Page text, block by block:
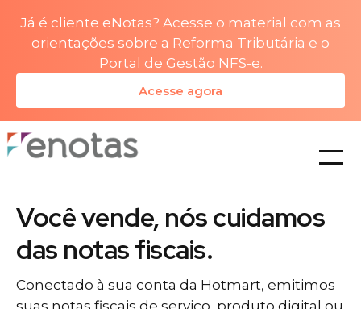
Já é cliente eNotas? Acesse o material com as
orientações sobre a Reforma Tributária e o
Portal de Gestão NFS-e.
Acesse agora
planos
Você vende, nós cuidamos
das notas fiscais.
Conectado à sua conta da Hotmart, emitimos
suas notas fiscais de serviço, produto digital ou